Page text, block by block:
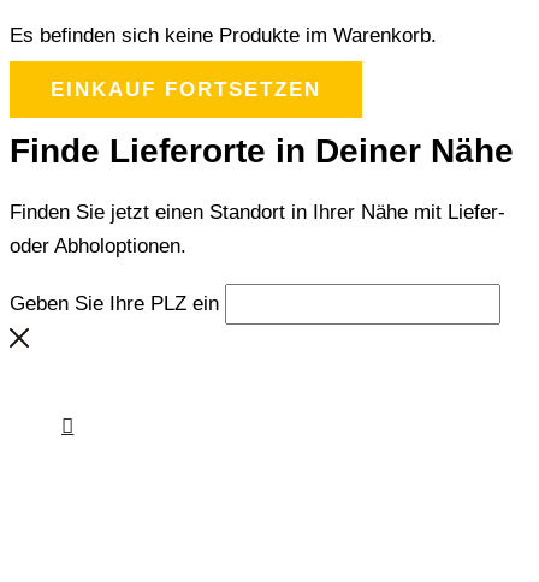
Es befinden sich keine Produkte im Warenkorb.
EINKAUF FORTSETZEN
Finde Lieferorte in Deiner Nähe
Finden Sie jetzt einen Standort in Ihrer Nähe mit Liefer-
oder Abholoptionen.
Geben Sie Ihre PLZ ein